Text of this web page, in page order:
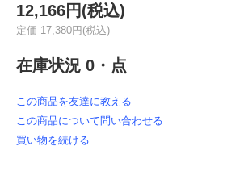
12,166円(税込)
定価 17,380円(税込)
在庫状況 0・点
この商品を友達に教える
この商品について問い合わせる
買い物を続ける